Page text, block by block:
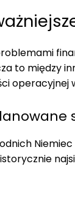
to między
operacyjnej
Niemiec